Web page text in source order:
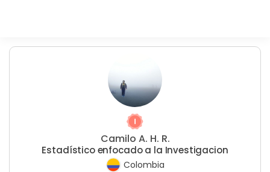
Camilo A. H. R.
Estadístico enfocado a la Investigacion
Colombia